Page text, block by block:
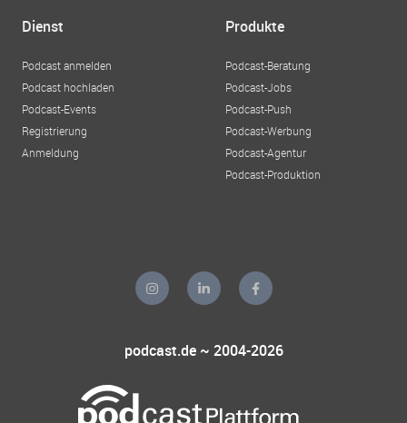
Dienst
Podcast anmelden
Podcast hochladen
Podcast-Events
Registrierung
Anmeldung
Produkte
Podcast-Beratung
Podcast-Jobs
Podcast-Push
Podcast-Werbung
Podcast-Agentur
Podcast-Produktion
podcast.de ~ 2004-2026